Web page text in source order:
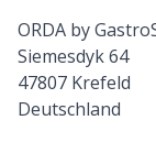
ORDA by
Siemesdyk 64
47807 Krefeld
Deutschland